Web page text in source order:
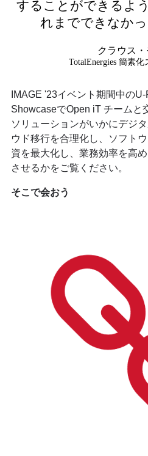
することができるよ
れまでできなか
クラウス
TotalEnergies 簡素
IMAGE '23イベント期間中の
ShowcaseでOpen iT チームと
ソリューションがいかにデジ
ウド移行を合理化し、ソフト
資を最大化し、業務効率を高
させるかをご覧ください。
そこで会おう